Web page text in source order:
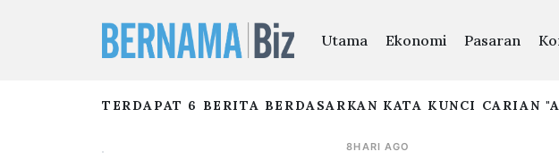
Utama Ekonomi Pasaran
TERDAPAT 6 BERITA BERDASARKAN KATA KUNCI CARIAN
8HARI AGO